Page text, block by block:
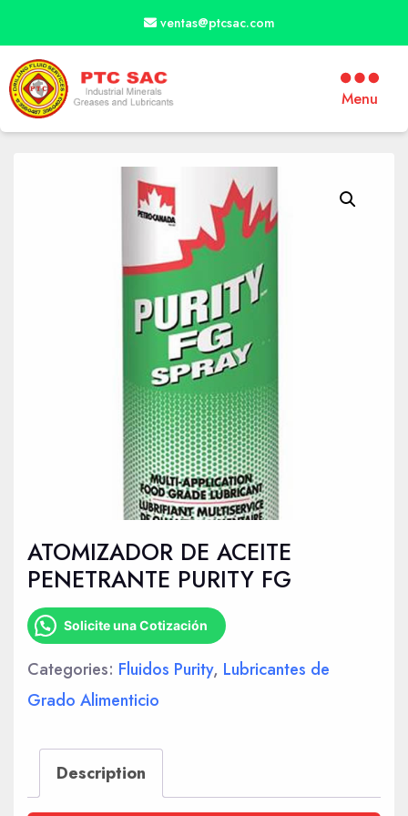
ventas@ptcsac.com
Menu
ATOMIZADOR DE ACEITE
PENETRANTE PURITY FG
Solicite una Cotización
Categories: Fluidos Purity, Lubricantes de
Grado Alimenticio
Description